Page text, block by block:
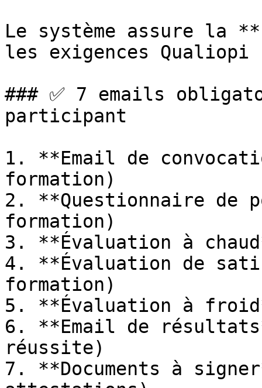
Le système assure la
les exigences Qualiopi
### ✅ 7 emails
participant
1. **Email de
formation)
2. **Questionnaire de
formation)
3. **Évaluation à
4. **Évaluation de
formation)
5. **Évaluation à
6. **Email de
réussite)
7. **Documents à